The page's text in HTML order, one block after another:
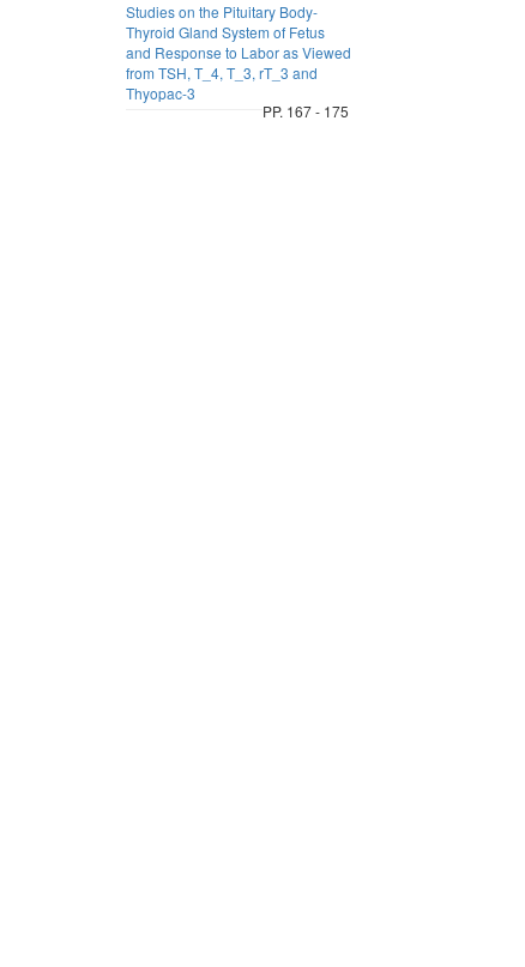
Studies on the Pituitary Body-
Thyroid Gland System of Fetus
and Response to Labor as Viewed
from TSH, T_4, T_3, rT_3 and
Thyopac-3
PP. 167 - 175